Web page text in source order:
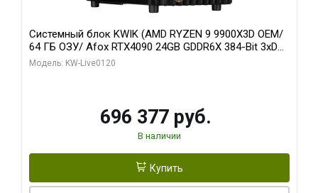
Системный блок KWIK (AMD RYZEN 9 9900X3D OEM/
64 ГБ ОЗУ/ Afox RTX4090 24GB GDDR6X 384-Bit 3xDP
HDMI ATX Turbo/ 1 ТБ SSD)
Модель: KW-Live0120
696 377 руб.
В наличии
Купить